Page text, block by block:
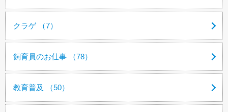
クラゲ （7）
飼育員のお仕事 （78）
教育普及 （50）